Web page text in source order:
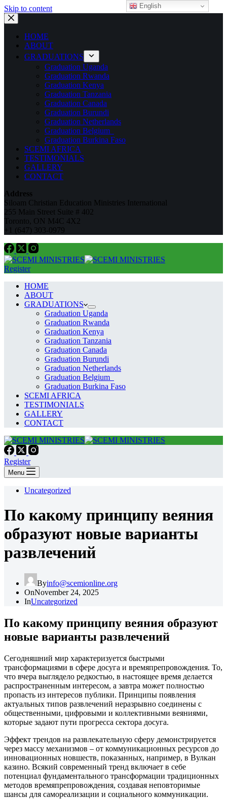
Skip to content
HOME
ABOUT
GRADUATIONS
Graduation Uganda
Graduation Rwanda
Graduation Kenya
Graduation Tanzania
Graduation Canada
Graduation Burundi
Graduation Netherlands
Graduation Belgium
Graduation Burkina Faso
SCEMI AFRICA
TESTIMONIALS
GALLERY
CONTACT
Address
Siloam Christian Education Ministries International
255 Main Street Suite # 402
Toronto, ON M4C 4X2
+1 (647) 303-0979
Register
HOME
ABOUT
GRADUATIONS
Graduation Uganda
Graduation Rwanda
Graduation Kenya
Graduation Tanzania
Graduation Canada
Graduation Burundi
Graduation Netherlands
Graduation Belgium
Graduation Burkina Faso
SCEMI AFRICA
TESTIMONIALS
GALLERY
CONTACT
Register
Menu
Uncategorized
По какому принципу веяния
образуют новые варианты
развлечений
Byinfo@scemionline.org
OnNovember 24, 2025
InUncategorized
По какому принципу веяния образуют
новые варианты развлечений
Сегодняшний мир характеризуется быстрыми
трансформациями в сфере досуга и времяпрепровождения. То,
что вчера выглядело редкостью, в настоящее время делается
распространенным интересом, а завтра может полностью
пропасть из интересов публики. Принципы появления
актуальных типов развлечений неразрывно соединены с
общественными, цифровыми и коллективными веяниями,
которые задают пути прогресса сектора досуга.
Эффект трендов на развлекательную сферу демонстрируется
через массу механизмов – от коммуникационных ресурсов до
инновационных новшеств, показанных, например, в Вулкан
казино. Всякий современный тренд включает в себе
потенциал фундаментального трансформации традиционных
методов времяпрепровождения, создавая неповторимые
шансы для самореализации и социального коммуникации.
English